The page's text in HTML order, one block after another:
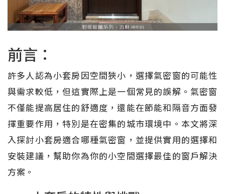
前言：
許多人認為小套房因空間狹小，選擇氣密窗的可能性
與需求較低，但這實際上是一個常見的誤解。氣密窗
不僅能提高居住的舒適度，還能在節能和隔音方面發
揮重要作用，特別是在密集的城市環境中。本文將深
入探討小套房適合哪種氣密窗，並提供實用的選擇和
安裝建議，幫助你為你的小空間選擇最佳的窗戶解決
方案。